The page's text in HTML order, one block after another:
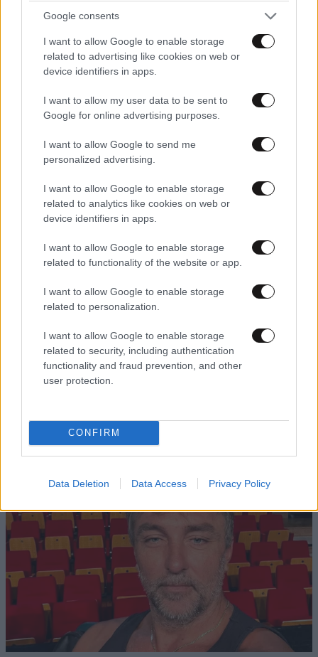
Google consents
I want to allow Google to enable storage
related to advertising like cookies on web or
device identifiers in apps.
I want to allow my user data to be sent to
Google for online advertising purposes.
I want to allow Google to send me
personalized advertising.
I want to allow Google to enable storage
related to analytics like cookies on web or
device identifiers in apps.
I want to allow Google to enable storage
related to functionality of the website or app.
I want to allow Google to enable storage
related to personalization.
I want to allow Google to enable storage
related to security, including authentication
functionality and fraud prevention, and other
user protection.
CONFIRM
Data Deletion Data Access Privacy Policy
LIFESTYLE08·08·2026 19:12
Εριέττα Κούρκουλου – Τα 33α γενέθλια και τα
φιλιά με τον Βύρωνα Βασιλειάδη: «Καμία στιγμή
09·08·2026 09:30
ιδανικό πρόγραμμα καθώς μεγαλώνετε